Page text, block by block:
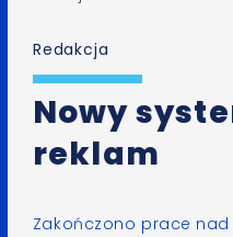
Redakcja
Nowy
reklam
Zakończono prace